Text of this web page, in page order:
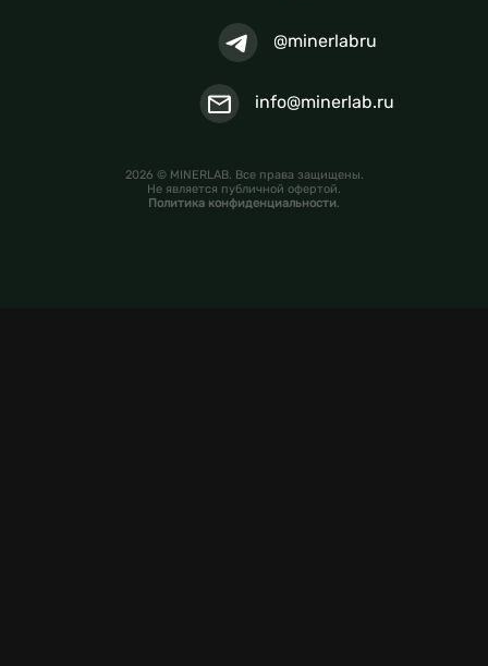
@minerlabru
info@minerlab.ru
2026 © MINERLAB. Все права защищены.
Не является публичной офертой.
Политика конфиденциальности.